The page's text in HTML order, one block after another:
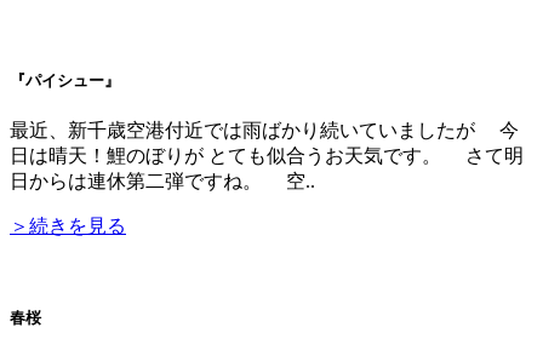
『パイシュー』
最近、新千歳空港付近では雨ばかり続いていましたが 今
日は晴天！鯉のぼりが とても似合うお天気です。 さて明
日からは連休第二弾ですね。 空..
＞続きを見る
春桜